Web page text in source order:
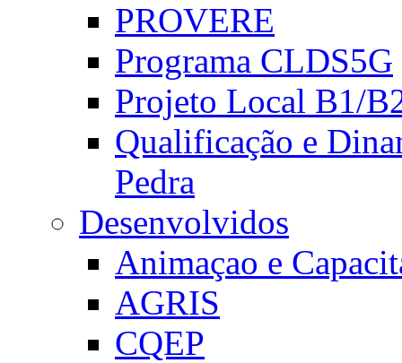
PROVERE
Programa CLDS5G
Projeto Local B1/
Qualificação e
Pedra
Desenvolvidos
Animaçao e
AGRIS
CQEP